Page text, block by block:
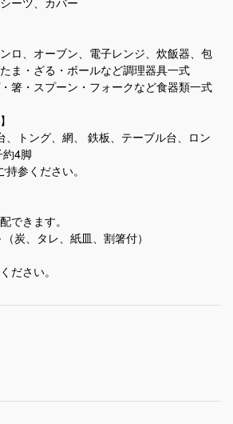
ロ、オーブン、電子レンジ、炊飯器、包
ま・ざる・ボールなど調理器具一式
箸・スプーン・フォークなど食器類一式
、トング、網、 鉄板、テーブル台、ロン
4脚
参ください。
できます。
炭、タレ、紙皿、割箸付）
ださい。